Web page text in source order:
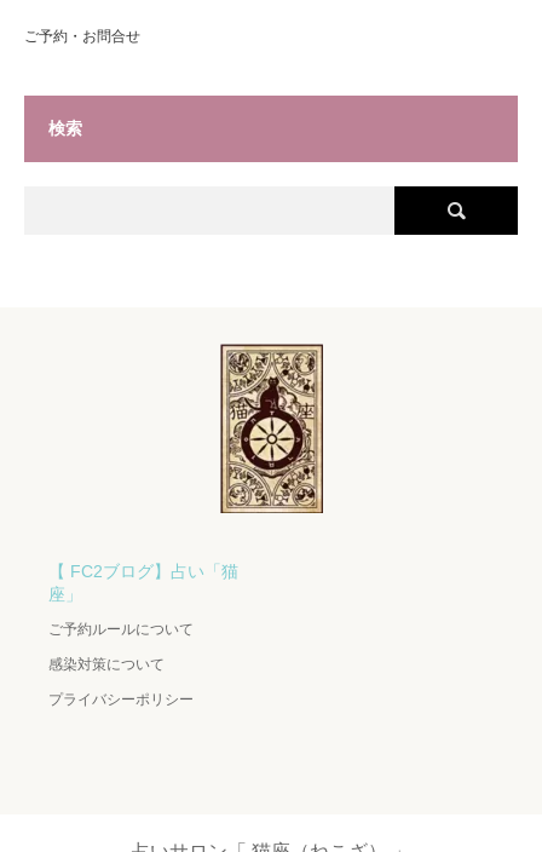
ご予約・お問合せ
検索
【 FC2ブログ】占い「猫
座」
ご予約ルールについて
感染対策について
プライバシーポリシー